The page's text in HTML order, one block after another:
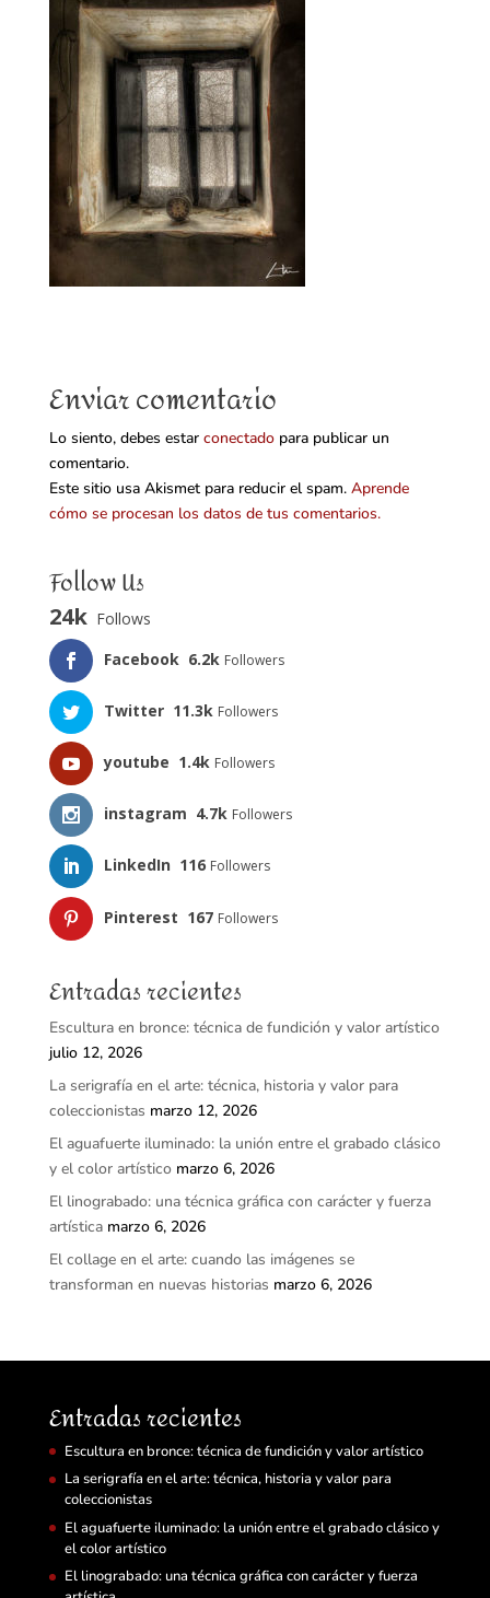
Enviar comentario
Lo siento, debes estar conectadopara publicar un
comentario.
Este sitio usa Akismet para reducir el spam. Aprende
cómo se procesan los datos de tus comentarios.
Follow Us
24k Follows
Facebook 6.2k Followers
Twitter 11.3k Followers
youtube 1.4k Followers
instagram 4.7k Followers
LinkedIn 116 Followers
Pinterest 167 Followers
Entradas recientes
Escultura en bronce: técnica de fundición y valor artístico
julio 12, 2026
La serigrafía en el arte: técnica, historia y valor para
coleccionistas marzo 12, 2026
El aguafuerte iluminado: la unión entre el grabado clásico
y el color artístico marzo 6, 2026
El linograbado: una técnica gráfica con carácter y fuerza
artística marzo 6, 2026
El collage en el arte: cuando las imágenes se
transforman en nuevas historias marzo 6, 2026
Entradas recientes
Escultura en bronce: técnica de fundición y valor artístico
La serigrafía en el arte: técnica, historia y valor para
coleccionistas
El aguafuerte iluminado: la unión entre el grabado clásico y
el color artístico
El linograbado: una técnica gráfica con carácter y fuerza